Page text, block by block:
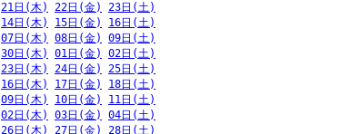
21日(木) 22日(金)
23日(土)
14日(木) 15日(金)
16日(土)
07日(木) 08日(金)
09日(土)
30日(木) 01日(金)
02日(土)
23日(木) 24日(金)
25日(土)
16日(木) 17日(金)
18日(土)
09日(木) 10日(金)
11日(土)
02日(木) 03日(金)
04日(土)
26日(木) 27日(金)
28日(土)